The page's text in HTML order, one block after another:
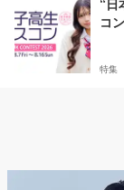
コ
特集